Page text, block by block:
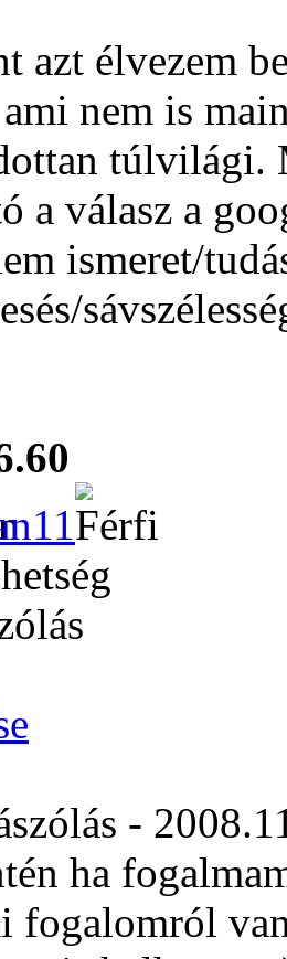
azt élvezem
nem is
túlvilági.
a válasz a
ismeret/
-
ha
fogalomról